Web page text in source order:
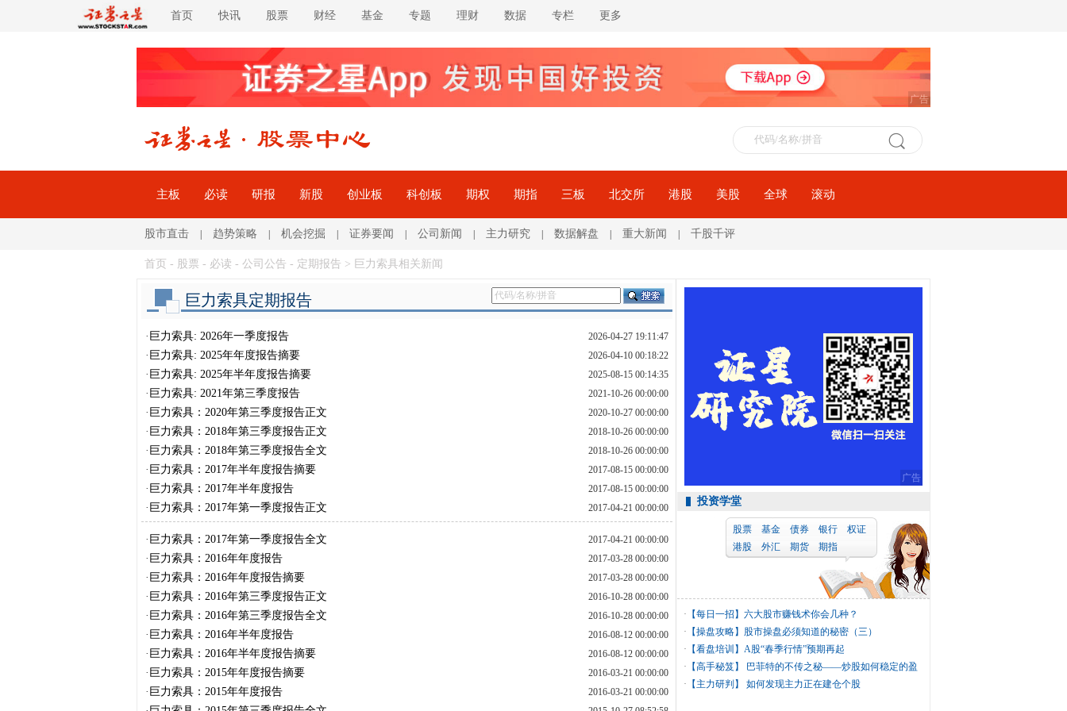
首页 快讯 股票 财经 基金 专题 理财 数据 专栏 更多
广告
主板 必读 研报 新股 创业板 科创板 期权 期指 三板 北交所 港股 美股 全球 滚动
股市直击 趋势策略 机会挖掘 证券要闻 公司新闻 主力研究 数据解盘 重大新闻 千股千评
首页 - 股票 - 必读 - 公司公告 - 定期报告 > 巨力索具相关新闻
巨力索具定期报告
· 巨力索具: 2026年一季度报告 2026-04-27 19:11:47
· 巨力索具: 2025年年度报告摘要 2026-04-10 00:18:22
· 巨力索具: 2025年半年度报告摘要 2025-08-15 00:14:35
· 巨力索具: 2021年第三季度报告 2021-10-26 00:00:00
· 巨力索具：2020年第三季度报告正文 2020-10-27 00:00:00
· 巨力索具：2018年第三季度报告正文 2018-10-26 00:00:00
· 巨力索具：2018年第三季度报告全文 2018-10-26 00:00:00
· 巨力索具：2017年半年度报告摘要 2017-08-15 00:00:00
· 巨力索具：2017年半年度报告 2017-08-15 00:00:00
· 巨力索具：2017年第一季度报告正文 2017-04-21 00:00:00
· 巨力索具：2017年第一季度报告全文 2017-04-21 00:00:00
· 巨力索具：2016年年度报告 2017-03-28 00:00:00
· 巨力索具：2016年年度报告摘要 2017-03-28 00:00:00
· 巨力索具：2016年第三季度报告正文 2016-10-28 00:00:00
· 巨力索具：2016年第三季度报告全文 2016-10-28 00:00:00
· 巨力索具：2016年半年度报告 2016-08-12 00:00:00
· 巨力索具：2016年半年度报告摘要 2016-08-12 00:00:00
· 巨力索具：2015年年度报告摘要 2016-03-21 00:00:00
· 巨力索具：2015年年度报告 2016-03-21 00:00:00
广告
投资学堂
股票 基金 债券 银行
权证
港股
外汇 期货 期指
· 【每日一招】 六大股市赚钱术你会几种？
· 【操盘攻略】 股市操盘必须知道的秘密（三）
· 【看盘培训】 A股“春季行情”预期再起
· 【高手秘笈】
巴菲特的不传之秘——炒股如何稳定的盈
利
· 【主力研判】 如何发现主力正在建仓个股